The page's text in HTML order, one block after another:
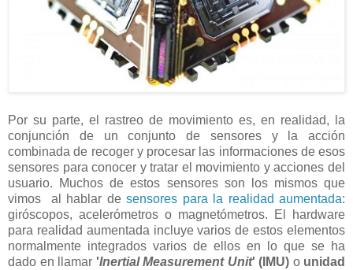
Por su parte, el rastreo de movimiento es, en realidad, la
conjunción de un conjunto de sensores y la acción
combinada de recoger y procesar las informaciones de esos
sensores para conocer y tratar el movimiento y acciones del
usuario. Muchos de estos sensores son los mismos que
vimos al hablar desensores para la realidad aumentada:
giróscopos, acelerómetros o magnetómetros. El hardware
para realidad aumentada incluye varios de estos elementos
normalmente integrados varios de ellos en lo que se ha
dado en llamar 'Inertial Measurement Unit' (IMU) o unidad